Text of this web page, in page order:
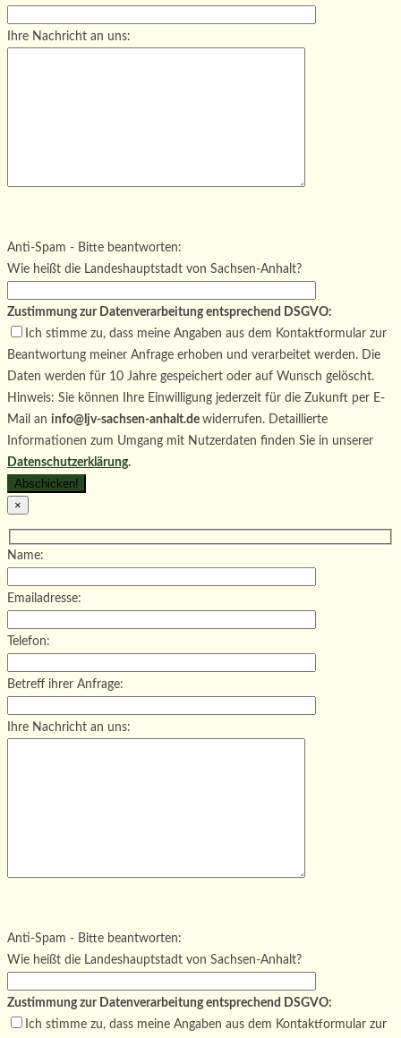
Ihre Nachricht an uns:
Bitte lasse dieses Feld leer.
Anti-Spam - Bitte beantworten:
Wie heißt die Landeshauptstadt von Sachsen-Anhalt?
Zustimmung zur Datenverarbeitung entsprechend DSGVO:
Ich stimme zu, dass meine Angaben aus dem Kontaktformular zur
Beantwortung meiner Anfrage erhoben und verarbeitet werden. Die
Daten werden für 10 Jahre gespeichert oder auf Wunsch gelöscht.
Hinweis: Sie können Ihre Einwilligung jederzeit für die Zukunft per E-
Mail an info@ljv-sachsen-anhalt.de widerrufen. Detaillierte
Informationen zum Umgang mit Nutzerdaten finden Sie in unserer
Datenschutzerklärung.
×
Name:
Emailadresse:
Telefon:
Betreff ihrer Anfrage:
Ihre Nachricht an uns:
Bitte lasse dieses Feld leer.
Anti-Spam - Bitte beantworten:
Wie heißt die Landeshauptstadt von Sachsen-Anhalt?
Zustimmung zur Datenverarbeitung entsprechend DSGVO:
Ich stimme zu, dass meine Angaben aus dem Kontaktformular zur